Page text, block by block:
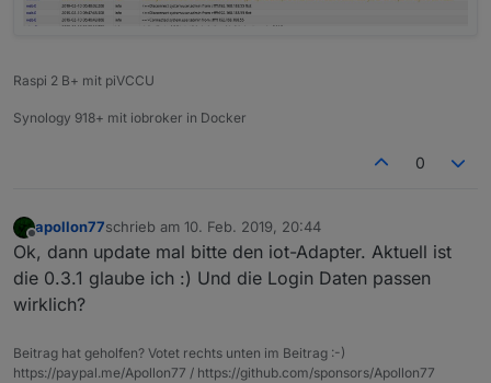
Raspi 2 B+ mit piVCCU
Synology 918+ mit iobroker in Docker
0
Offline
apollon77schrieb am 10. Feb. 2019, 20:44
zuletzt editiert von
Ok, dann update mal bitte den iot-Adapter. Aktuell ist
die 0.3.1 glaube ich :) Und die Login Daten passen
wirklich?
Beitrag hat geholfen? Votet rechts unten im Beitrag :-)
https://paypal.me/Apollon77 / https://github.com/sponsors/Apollon77